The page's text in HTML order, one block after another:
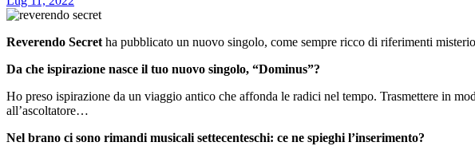
Reverendo Secret ha pubblicato un nuovo singolo, come sempre ricco di riferimenti
Da che ispirazione nasce il tuo nuovo singolo, “Dominus”?
Ho preso ispirazione da un viaggio antico che affonda le radici nel tempo. Trasmettere in
all’ascoltatore…
Nel brano ci sono rimandi musicali settecenteschi: ce ne spieghi l’inserimento?